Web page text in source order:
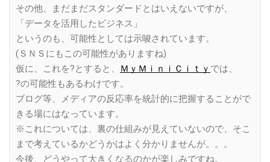
その他、まだまだスタンダードとはいえないですが、
「データを活用したビジネス」
というのも、可能性としては示唆されています。
(ＳＮＳにもこの可能性がありますね)
仮に、これを?とすると、
ＭｙＭｉｎｉＣｉｔｙ では、
?の可能性もあるわけです。
ブログ等、メディアの反応率を統計的に把握することがで
きる場にはなっています。
※これについては、裏の仕組みが見えていないので、そこ
まで考えているかどうかはよく分かりませんが。。。
今後、どうやって大きくなるのかが楽しみですね。